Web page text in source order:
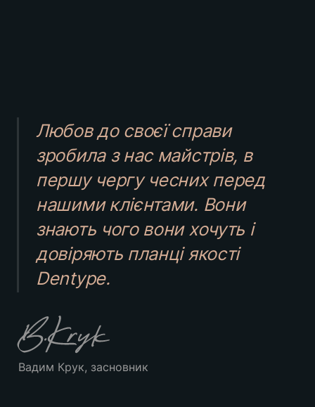
Любов до своєї справи
зробила з нас майстрів, в
першу чергу чесних перед
нашими клієнтами. Вони
знають чого вони хочуть і
довіряють планці якості
Dentype.
Вадим Крук, засновник